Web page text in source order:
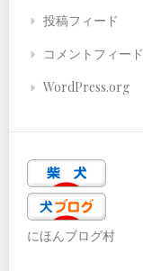
投稿フィード
コメントフィード
WordPress.org
にほんブログ村